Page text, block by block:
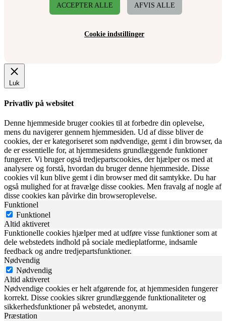
ACCEPTER ALLE AFVIS ALLE
Cookie indstillinger
Luk
Privatliv på websitet
Denne hjemmeside bruger cookies til at forbedre din oplevelse,
mens du navigerer gennem hjemmesiden. Ud af disse bliver de
cookies, der er kategoriseret som nødvendige, gemt i din browser, da
de er essentielle for, at hjemmesidens grundlæggende funktioner
fungerer. Vi bruger også tredjepartscookies, der hjælper os med at
analysere og forstå, hvordan du bruger denne hjemmeside. Disse
cookies vil kun blive gemt i din browser med dit samtykke. Du har
også mulighed for at fravælge disse cookies. Men fravalg af nogle af
disse cookies kan påvirke din browseroplevelse.
Funktionel
Funktionel
Altid aktiveret
Funktionelle cookies hjælper med at udføre visse funktioner som at
dele webstedets indhold på sociale medieplatforme, indsamle
feedback og andre tredjepartsfunktioner.
Nødvendig
Nødvendig
Altid aktiveret
Nødvendige cookies er helt afgørende for, at hjemmesiden fungerer
korrekt. Disse cookies sikrer grundlæggende funktionaliteter og
sikkerhedsfunktioner på webstedet, anonymt.
Præstation